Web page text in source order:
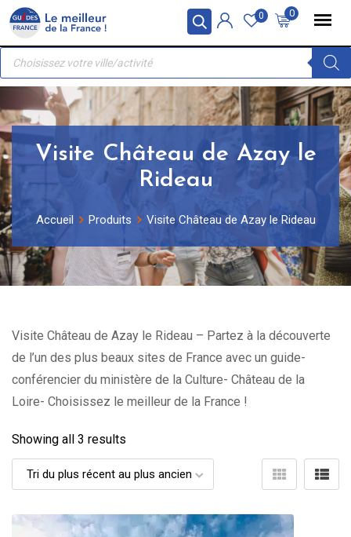
Panneau de gestion des cookies
Skip
content
0
0
Recherche
produits
Visite Château de Azay le
Rideau
Accueil Produits Visite Château de Azay le Rideau
Visite Château de Azay le Rideau – Partez à la découverte
de l’un des plus beaux sites de France avec un guide-
conférencier du ministère de la Culture- Château de la
Loire- Choisissez le meilleur de la France !
Showing all 3 results